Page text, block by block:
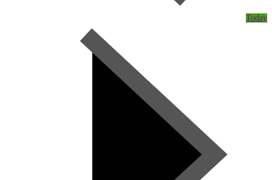
Today